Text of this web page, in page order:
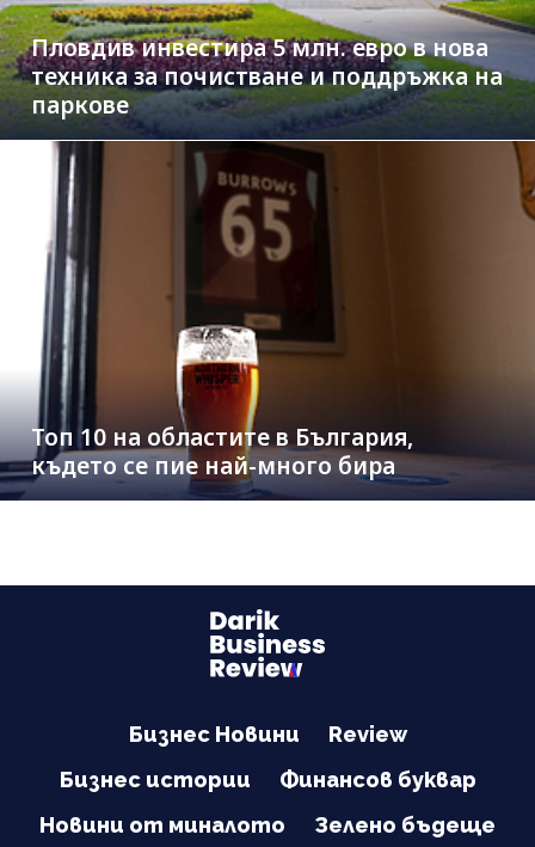
Пловдив инвестира 5 млн. евро в нова
техника за почистване и поддръжка на
паркове
Топ 10 на областите в България,
където се пие най-много бира
Бизнес Новини
Review
Бизнес истории
Финансов буквар
Новини от миналото
Зелено бъдеще